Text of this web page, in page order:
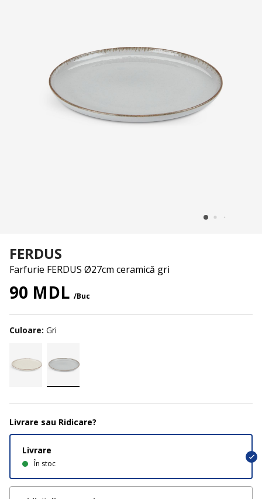
FERDUS
Farfurie FERDUS Ø27cm ceramică gri
90 MDL /Buc
Culoare: Gri
Livrare sau Ridicare?
Livrare
În stoc